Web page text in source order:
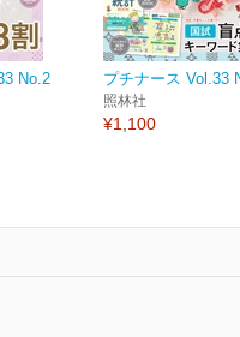
No.2 プチナース Vol.33
照林社
¥1,100